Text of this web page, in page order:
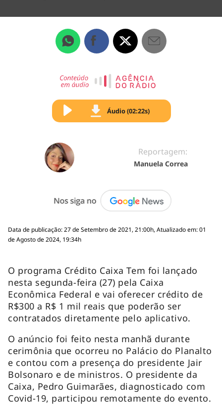
Áudio (02:22s)
Reportagem:
Manuela Correa
Data de publicação: 27 de Setembro de 2021, 21:00h, Atualizado em: 01
de Agosto de 2024, 19:34h
O programa Crédito Caixa Tem foi lançado
nesta segunda-feira (27) pela Caixa
Econômica Federal e vai oferecer crédito de
R$300 a R$ 1 mil reais que poderão ser
contratados diretamente pelo aplicativo.
O anúncio foi feito nesta manhã durante
cerimônia que ocorreu no Palácio do Planalto
e contou com a presença do presidente Jair
Bolsonaro e de ministros. O presidente da
Caixa, Pedro Guimarães, diagnosticado com
Covid-19, participou remotamente do evento.